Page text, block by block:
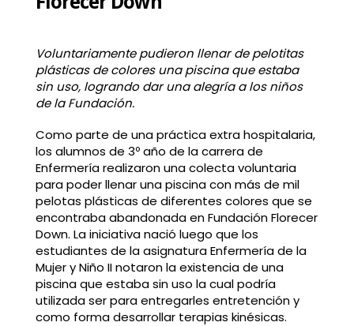
Voluntariamente pudieron llenar de pelotitas
plásticas de colores una piscina que estaba
sin uso, logrando dar una alegría a los niños
de la Fundación.
Como parte de una práctica extra hospitalaria,
los alumnos de 3º año de la carrera de
Enfermería realizaron una colecta voluntaria
para poder llenar una piscina con más de mil
pelotas plásticas de diferentes colores que se
encontraba abandonada en Fundación Florecer
Down. La iniciativa nació luego que los
estudiantes de la asignatura Enfermería de la
Mujer y Niño II notaron la existencia de una
piscina que estaba sin uso la cual podría
utilizada ser para entregarles entretención y
como forma desarrollar terapias kinésicas.